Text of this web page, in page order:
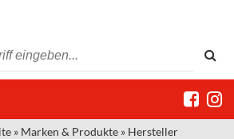
» Marken & Produkte » Hersteller